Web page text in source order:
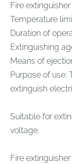
Fire
Temperature
Duration of
Extinguishing
Means of
Purpose of use:
extinguish
Suitable for
voltage.
Fire